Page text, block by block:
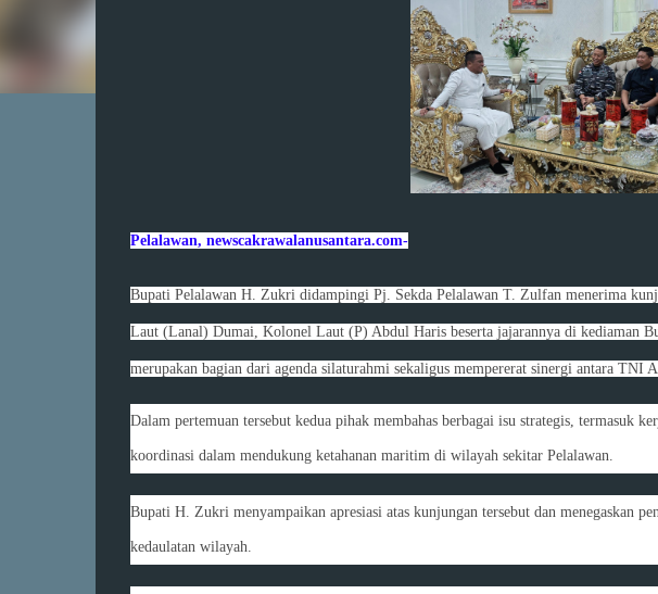
Pelalawan, newscakrawalanusantara.com-
Bupati Pelalawan H. Zukri didampingi Pj. Sekda Pelalawan T. Zulfan menerima
Laut (Lanal) Dumai, Kolonel Laut (P) Abdul Haris beserta jajarannya di kediaman
merupakan bagian dari agenda silaturahmi sekaligus mempererat sinergi antara TNI
Dalam pertemuan tersebut kedua pihak membahas berbagai isu strategis, termasuk
koordinasi dalam mendukung ketahanan maritim di wilayah sekitar Pelalawan.
Bupati H. Zukri menyampaikan apresiasi atas kunjungan tersebut dan menegaskan
kedaulatan wilayah.